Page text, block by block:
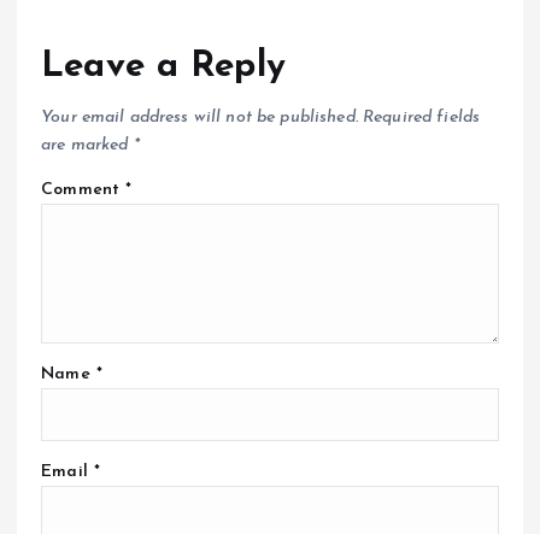
Leave a Reply
Your email address will not be published. Required fields
are marked *
Comment*
Name *
Email *